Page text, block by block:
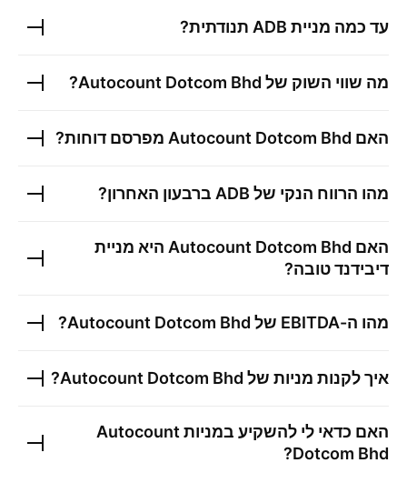
עד כמה מניית ADB תנודתית?
מה שווי השוק של Autocount Dotcom Bhd
?
האם Autocount Dotcom Bhd מפרסם דוחות?
מהו הרווח הנקי של ADB ברבעון האחרון?
האם Autocount Dotcom Bhd היא מניית
דיבידנד טובה?
מהו ה-EBITDA של Autocount Dotcom Bhd
?
איך לקנות מניות של Autocount Dotcom Bhd
?
האם כדאי לי להשקיע במניות Autocount
Dotcom Bhd
?